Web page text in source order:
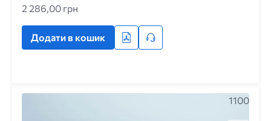
2 286,00 грн
Додати в кошик
1100